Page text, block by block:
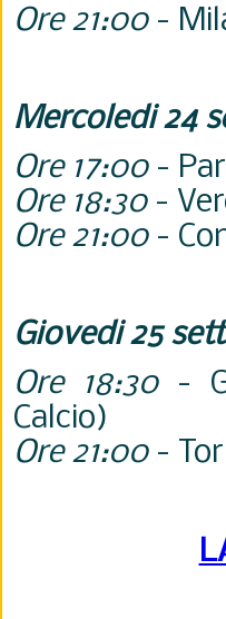
Ore 21:00-
Mercoledi 24
Ore 17:00-
Ore 18:30-
Ore 21:00-
Giovedi 25
Ore 18:30-
Calcio)
Ore 21:00-